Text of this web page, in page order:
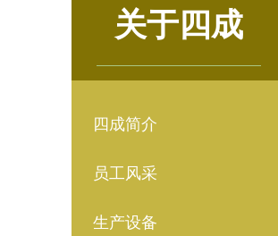
关于四成
四成简介
员工风采
生产设备